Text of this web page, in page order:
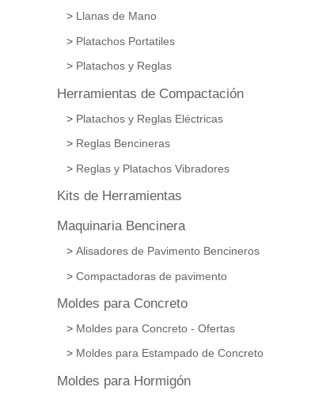
Llanas de Mano
Platachos Portatiles
Platachos y Reglas
Herramientas de Compactación
Platachos y Reglas Eléctricas
Reglas Bencineras
Reglas y Platachos Vibradores
Kits de Herramientas
Maquinaria Bencinera
Alisadores de Pavimento Bencineros
Compactadoras de pavimento
Moldes para Concreto
Moldes para Concreto - Ofertas
Moldes para Estampado de Concreto
Moldes para Hormigón